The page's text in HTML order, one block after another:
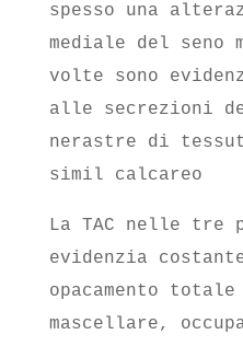
spesso una
mediale del seno
volte sono
alle secrezioni
nerastre di
simil calcareo
La TAC nelle tre
evidenzia
opacamento
mascellare,